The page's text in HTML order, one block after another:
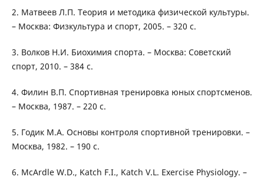
2. Матвеев Л.П. Теория и методика физической культуры.
– Москва: Физкультура и спорт, 2005. – 320 с.
3. Волков Н.И. Биохимия спорта. – Москва: Советский
спорт, 2010. – 384 с.
4. Филин В.П. Спортивная тренировка юных спортсменов.
– Москва, 1987. – 220 с.
5. Годик М.А. Основы контроля спортивной тренировки. –
Москва, 1982. – 190 с.
6. McArdle W.D., Katch F.I., Katch V.L. Exercise Physiology. –